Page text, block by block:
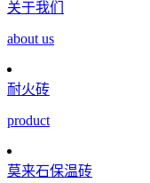
关于我们
about us
耐火砖
product
莫来石保温砖